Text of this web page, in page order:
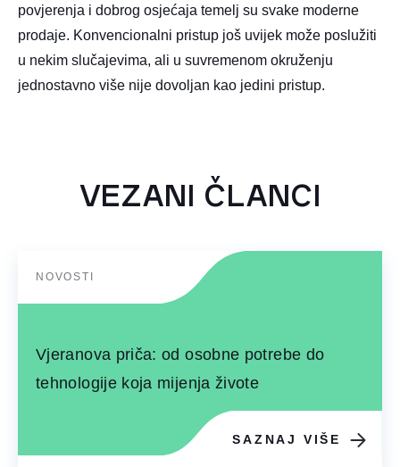
povjerenja i dobrog osjećaja temelj su svake moderne
prodaje. Konvencionalni pristup još uvijek može poslužiti
u nekim slučajevima, ali u suvremenom okruženju
jednostavno više nije dovoljan kao jedini pristup.
VEZANI ČLANCI
NOVOSTI
Vjeranova priča: od osobne potrebe do
tehnologije koja mijenja živote
SAZNAJ VIŠE